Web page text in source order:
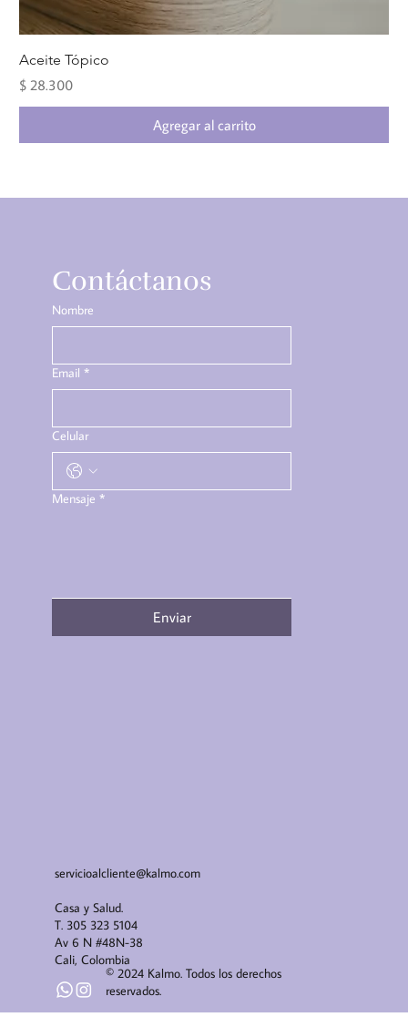
Aceite Tópico
Precio
$ 28.300
Agregar al carrito
Contáctanos
Nombre
Email *
Celular
Mensaje *
Enviar
© 2024 Kalmo. Todos los derechos
reservados.
servicioalcliente@kalmo.com
Casa y Salud.
T. 305 323 5104
Av 6 N #48N-38
Cali, Colombia